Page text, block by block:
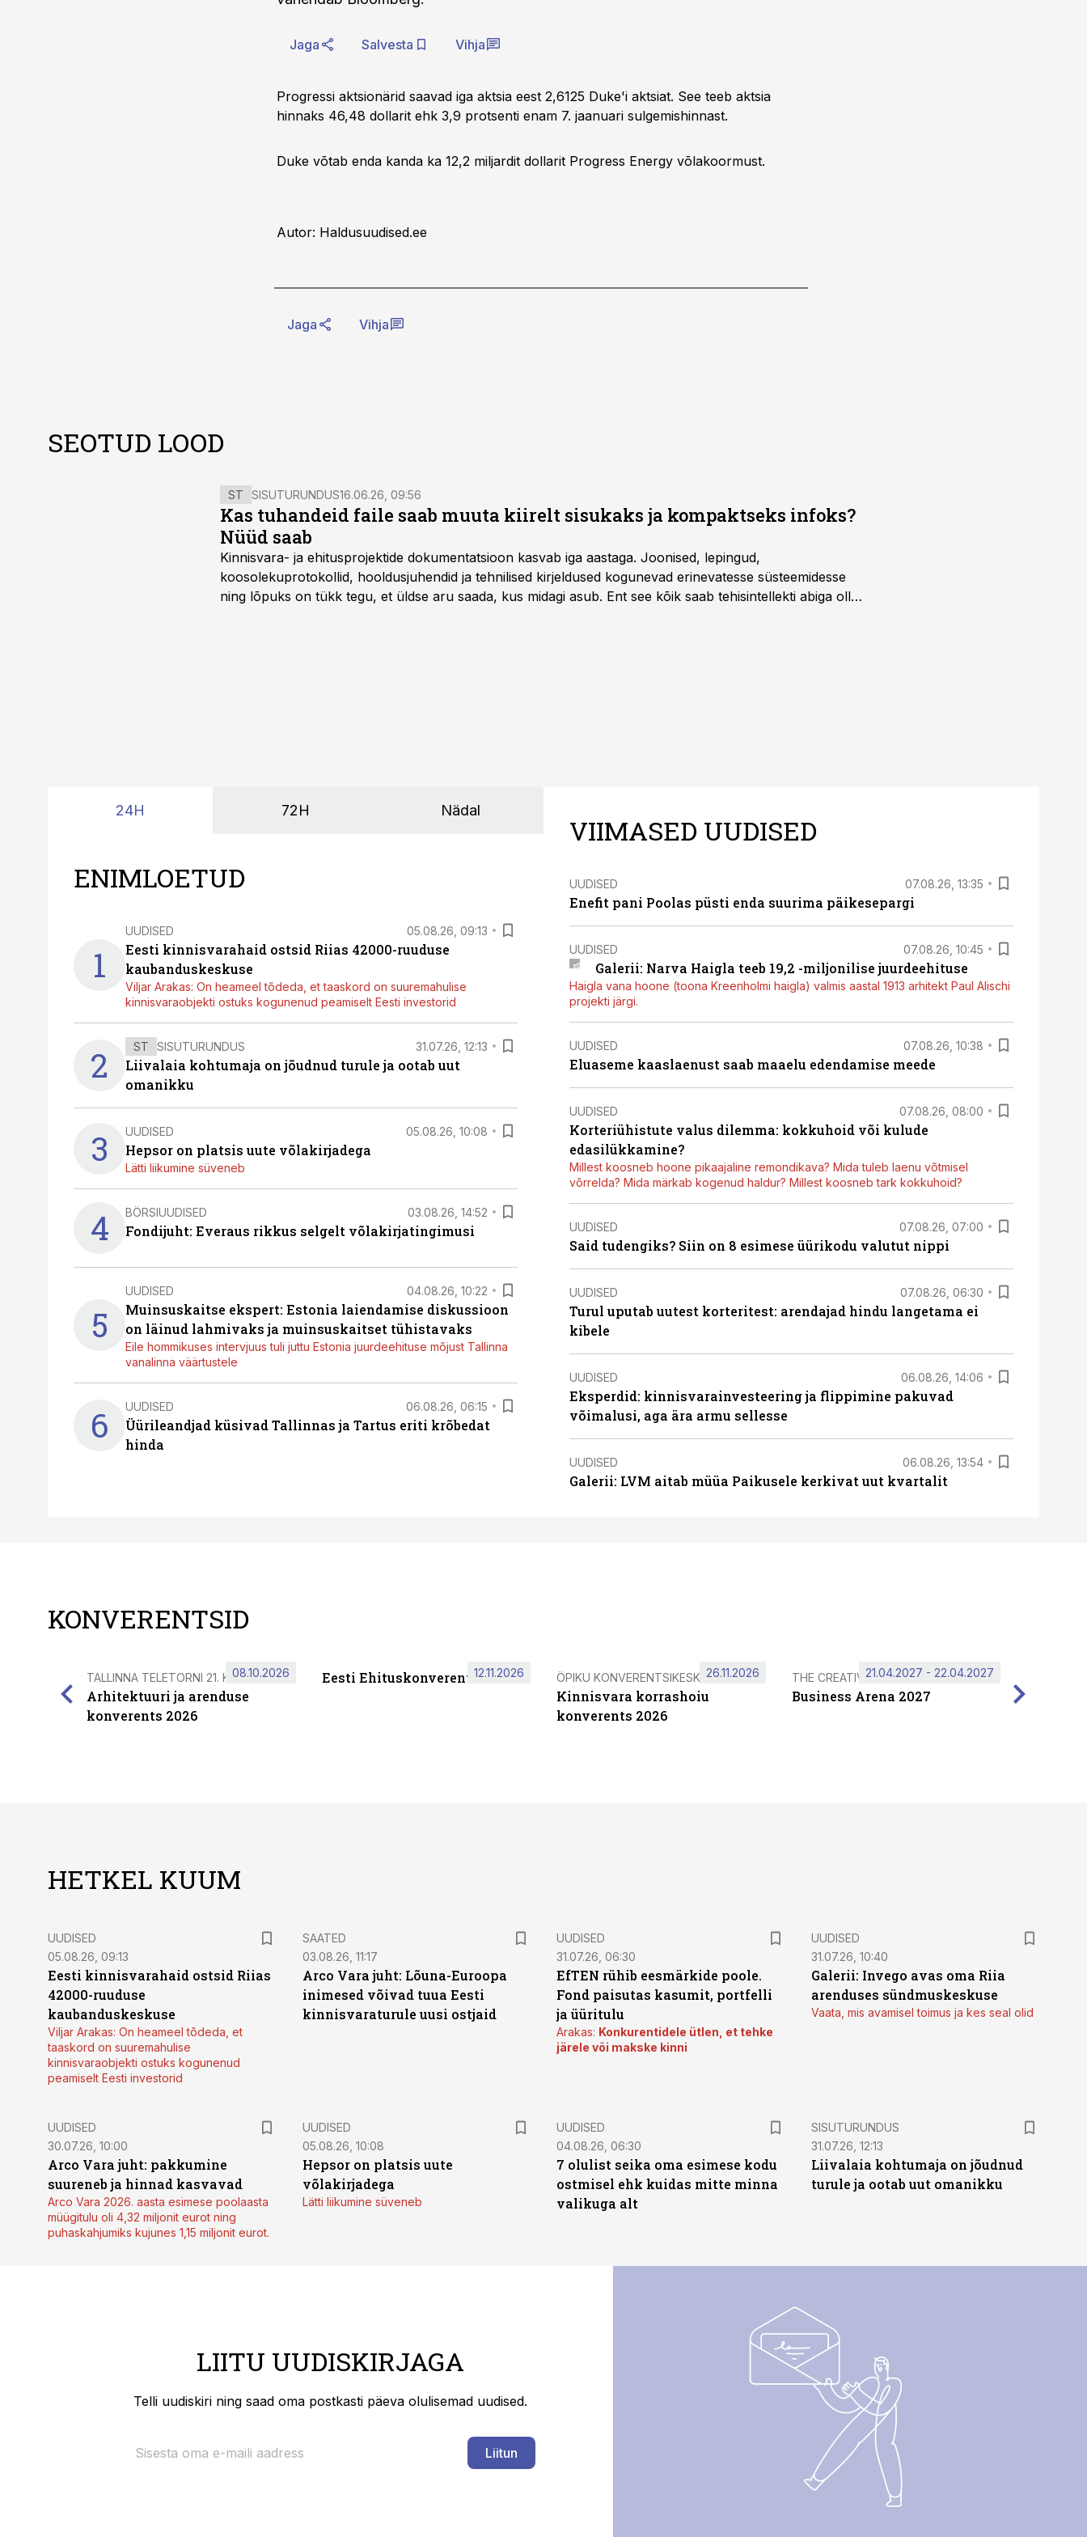
Jaga Salvesta Vihja
Progressi aktsionärid saavad iga aktsia eest 2,6125 Duke'i aktsiat. See teeb aktsia
hinnaks 46,48 dollarit ehk 3,9 protsenti enam 7. jaanuari sulgemishinnast.
Duke võtab enda kanda ka 12,2 miljardit dollarit Progress Energy võlakoormust.
Autor: Haldusuudised.ee
Jaga Vihja
SEOTUD LOOD
ST SISUTURUNDUS16.06.26, 09:56
Kas tuhandeid faile saab muuta kiirelt sisukaks ja kompaktseks infoks?
Nüüd saab
Kinnisvara- ja ehitusprojektide dokumentatsioon kasvab iga aastaga. Joonised, lepingud,
koosolekuprotokollid, hooldusjuhendid ja tehnilised kirjeldused kogunevad erinevatesse süsteemidesse
ning lõpuks on tükk tegu, et üldse aru saada, kus midagi asub. Ent see kõik saab tehisintellekti abiga olla
24H 72H Nädal
ENIMLOETUD
1
UUDISED 05.08.26, 09:13
Eesti kinnisvarahaid ostsid Riias 42000-ruuduse
kaubanduskeskuse
Viljar Arakas: On heameel tõdeda, et taaskord on suuremahulise
kinnisvaraobjekti ostuks kogunenud peamiselt Eesti investorid
2 ST SISUTURUNDUS 31.07.26, 12:13
Liivalaia kohtumaja on jõudnud turule ja ootab uut
omanikku
3 UUDISED 05.08.26, 10:08
Hepsor on platsis uute võlakirjadega
Lätti liikumine süveneb
4 BÖRSIUUDISED 03.08.26, 14:52
Fondijuht: Everaus rikkus selgelt võlakirjatingimusi
5
UUDISED 04.08.26, 10:22
Muinsuskaitse ekspert: Estonia laiendamise diskussioon
on läinud lahmivaks ja muinsuskaitset tühistavaks
Eile hommikuses intervjuus tuli juttu Estonia juurdeehituse mõjust Tallinna
vanalinna väärtustele
6 UUDISED 06.08.26, 06:15
Üürileandjad küsivad Tallinnas ja Tartus eriti krõbedat
hinda
VIIMASED UUDISED
UUDISED 07.08.26, 13:35
Enefit pani Poolas püsti enda suurima päikesepargi
UUDISED 07.08.26, 10:45
Galerii: Narva Haigla teeb 19,2 -miljonilise juurdeehituse
Haigla vana hoone (toona Kreenholmi haigla) valmis aastal 1913 arhitekt Paul Alischi
projekti järgi.
UUDISED 07.08.26, 10:38
Eluaseme kaaslaenust saab maaelu edendamise meede
UUDISED 07.08.26, 08:00
Korteriühistute valus dilemma: kokkuhoid või kulude
edasilükkamine?
Millest koosneb hoone pikaajaline remondikava? Mida tuleb laenu võtmisel
võrrelda? Mida märkab kogenud haldur? Millest koosneb tark kokkuhoid?
UUDISED 07.08.26, 07:00
Said tudengiks? Siin on 8 esimese üürikodu valutut nippi
UUDISED 07.08.26, 06:30
Turul uputab uutest korteritest: arendajad hindu langetama ei
kibele
UUDISED 06.08.26, 14:06
Eksperdid: kinnisvarainvesteering ja flippimine pakuvad
võimalusi, aga ära armu sellesse
UUDISED 06.08.26, 13:54
Galerii: LVM aitab müüa Paikusele kerkivat uut kvartalit
KONVERENTSID
TALLINNA TELETORNI 21. KORRUSEL
Arhitektuuri ja arenduse
konverents 2026
08.10.2026 Eesti Ehituskonverents 2026
12.11.2026 ÖPIKU KONVERENTSIKESKUS
Kinnisvara korrashoiu
konverents 2026
26.11.2026 THE CREATIVE HUB
Business Arena 2027
21.04.2027 - 22.04.2027
HETKEL KUUM
UUDISED
05.08.26, 09:13
Eesti kinnisvarahaid ostsid Riias
42000-ruuduse
kaubanduskeskuse
Viljar Arakas: On heameel tõdeda, et
taaskord on suuremahulise
kinnisvaraobjekti ostuks kogunenud
peamiselt Eesti investorid
SAATED
03.08.26, 11:17
Arco Vara juht: Lõuna-Euroopa
inimesed võivad tuua Eesti
kinnisvaraturule uusi ostjaid
UUDISED
31.07.26, 06:30
EfTEN rühib eesmärkide poole.
Fond paisutas kasumit, portfelli
ja üüritulu
Arakas: Konkurentidele ütlen, et tehke
järele või makske kinni
UUDISED
31.07.26, 10:40
Galerii: Invego avas oma Riia
arenduses sündmuskeskuse
Vaata, mis avamisel toimus ja kes seal olid
UUDISED
30.07.26, 10:00
Arco Vara juht: pakkumine
suureneb ja hinnad kasvavad
Arco Vara 2026. aasta esimese poolaasta
müügitulu oli 4,32 miljonit eurot ning
puhaskahjumiks kujunes 1,15 miljonit eurot.
UUDISED
05.08.26, 10:08
Hepsor on platsis uute
võlakirjadega
Lätti liikumine süveneb
UUDISED
04.08.26, 06:30
7 olulist seika oma esimese kodu
ostmisel ehk kuidas mitte minna
valikuga alt
ST
SISUTURUNDUS
31.07.26, 12:13
Liivalaia kohtumaja on jõudnud
turule ja ootab uut omanikku
LIITU UUDISKIRJAGA
Telli uudiskiri ning saad oma postkasti päeva olulisemad uudised.
Liitun